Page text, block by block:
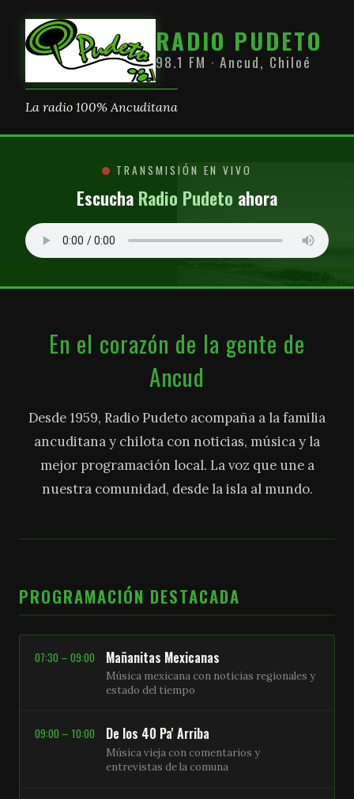
RADIO PUDETO
98.1 FM · Ancud, Chiloé
La radio 100% Ancuditana
TRANSMISIÓN EN VIVO
Escucha Radio Pudeto ahora
En el corazón de la gente de
Ancud
Desde 1959, Radio Pudeto acompaña a la familia
ancuditana y chilota con noticias, música y la
mejor programación local. La voz que une a
nuestra comunidad, desde la isla al mundo.
PROGRAMACIÓN DESTACADA
07:30 – 09:00 Mañanitas Mexicanas
Música mexicana con noticias regionales y
estado del tiempo
09:00 – 10:00 De los 40 Pa' Arriba
Música vieja con comentarios y
entrevistas de la comuna